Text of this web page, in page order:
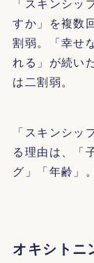
すか」を複数
割弱。「幸せ
れる」が続い
は二割弱。
「スキンシッ
る理由は、「
グ」「年齢」。
オキシトニ